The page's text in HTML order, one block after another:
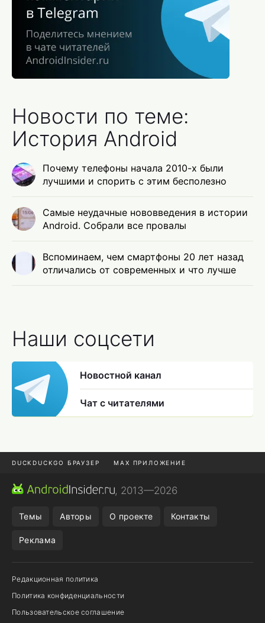
Новости по теме:
История Android
Почему телефоны начала 2010-х были
лучшими и спорить с этим бесполезно
Самые неудачные нововведения в истории
Android. Собрали все провалы
Вспоминаем, чем смартфоны 20 лет назад
отличались от современных и что лучше
Наши соцсети
Новостной канал
Чат с читателями
DUCKDUCKGO БРАУЗЕР MAX ПРИЛОЖЕНИЕ
ПРИЛОЖЕНИЯ ANDROID
, 2013—2026
Темы Авторы О проекте Контакты
Реклама
Редакционная политика
Политика конфиденциальности
Пользовательское соглашение